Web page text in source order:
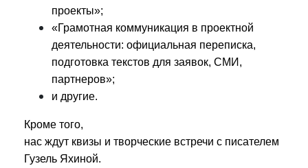
проекты»;
«Грамотная коммуникация в проектной
деятельности: официальная переписка,
подготовка текстов для заявок, СМИ,
партнеров»;
и другие.
Кроме того,
нас ждут квизы и творческие встречи с писателем
Гузель Яхиной.